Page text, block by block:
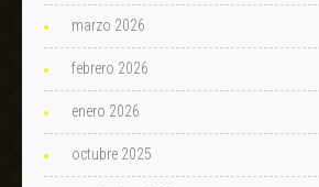
marzo 2026
febrero 2026
enero 2026
octubre 2025